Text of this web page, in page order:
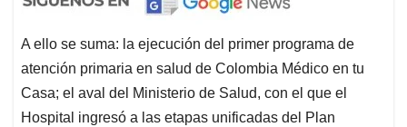
A ello se suma: la ejecución del primer programa de
atención primaria en salud de Colombia Médico en tu
Casa; el aval del Ministerio de Salud, con el que el
Hospital ingresó a las etapas unificadas del Plan